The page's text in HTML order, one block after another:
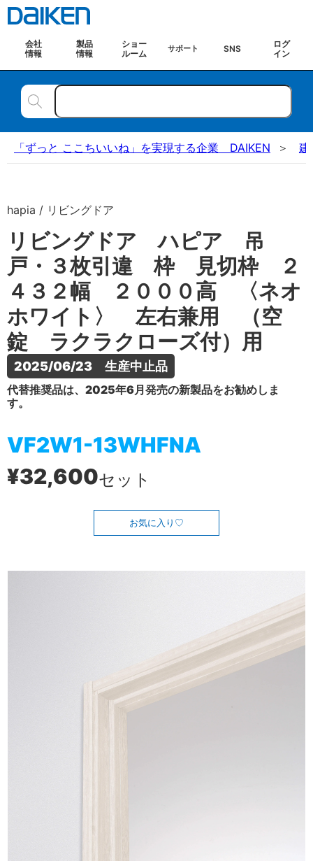
会社
情報
製品
情報
ショー
ルーム
サポート SNS
ログ
イン
「ずっと ここちいいね」を実現する企業 DAIKEN 建
hapia / リビングドア
リビングドア ハピア 吊
戸・３枚引違 枠 見切枠 ２
４３２幅 ２０００高 〈ネオ
ホワイト〉 左右兼用 （空
錠 ラクラクローズ付）用
2025/06/23　生産中止品
代替推奨品は、2025年6月発売の新製品をお勧めしま
す。
VF2W1-13WHFNA
¥32,600セット
お気に入り